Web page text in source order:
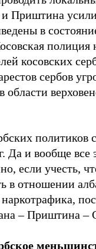
и Приштина
в
полиция
косовских
сербов
политиков
Да и вообще все
если учесть,
в отношении
– Приштина –